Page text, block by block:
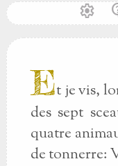
settings
Et je vis,
des sept
quatre
de tonnerre: